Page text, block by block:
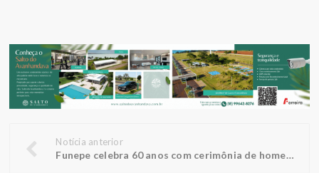
Notícia anterior
Funepe celebra 60 anos com cerimônia de homenagens e inauguração de busto do fundador